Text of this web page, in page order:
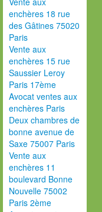
enchères 18 rue
des Gâtines 75020
Paris
Vente aux
enchères 15 rue
Saussier Leroy
Paris 17ème
Avocat ventes aux
enchères Paris
Deux chambres de
bonne avenue de
Saxe 75007 Paris
Vente aux
enchères 11
boulevard Bonne
Nouvelle 75002
Paris 2ème